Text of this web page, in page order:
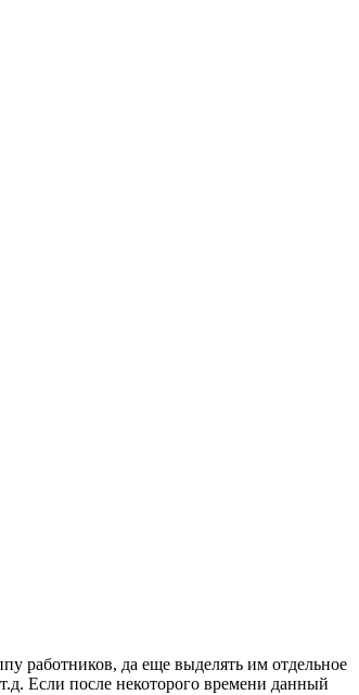
работников, да еще выделять им отдельное
Если после некоторого времени данный